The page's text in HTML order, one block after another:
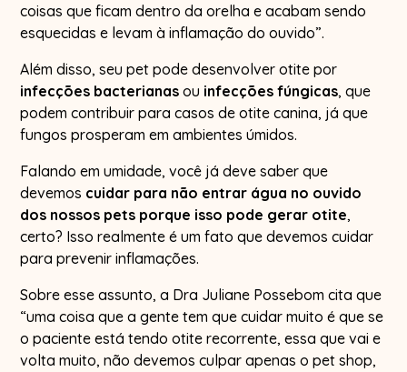
coisas que ficam dentro da orelha e acabam sendo
esquecidas e levam à inflamação do ouvido”.
Além disso, seu pet pode desenvolver otite por
infecções bacterianas ou infecções fúngicas, que
podem contribuir para casos de otite canina, já que
fungos prosperam em ambientes úmidos.
Falando em umidade, você já deve saber que
devemos cuidar para não entrar água no ouvido
dos nossos pets porque isso pode gerar otite,
certo? Isso realmente é um fato que devemos cuidar
para prevenir inflamações.
Sobre esse assunto, a Dra Juliane Possebom cita que
“uma coisa que a gente tem que cuidar muito é que se
o paciente está tendo otite recorrente, essa que vai e
volta muito, não devemos culpar apenas o pet shop,